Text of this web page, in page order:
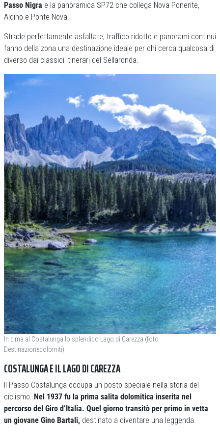
Passo Nigra e la panoramica SP72 che collega Nova Ponente,
Aldino e Ponte Nova.
Strade perfettamente asfaltate, traffico ridotto e panorami continui
fanno della zona una destinazione ideale per chi cerca qualcosa di
diverso dai classici itinerari del Sellaronda.
In cima al Costalunga lo splendido Lago di Carezza (foto
Destinazionedolomiti)
COSTALUNGA E IL LAGO DI CAREZZA
Il Passo Costalunga occupa un posto speciale nella storia del
ciclismo. Nel 1937 fu la prima salita dolomitica inserita nel
percorso del Giro d’Italia. Quel giorno transitò per primo in vetta
un giovane Gino Bartali, destinato a diventare una leggenda.